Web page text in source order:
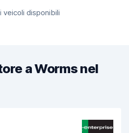
veicoli disponibili
a Worms nel